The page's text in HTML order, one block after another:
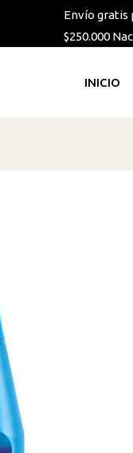
Envío gratis
$250.000
INICIO